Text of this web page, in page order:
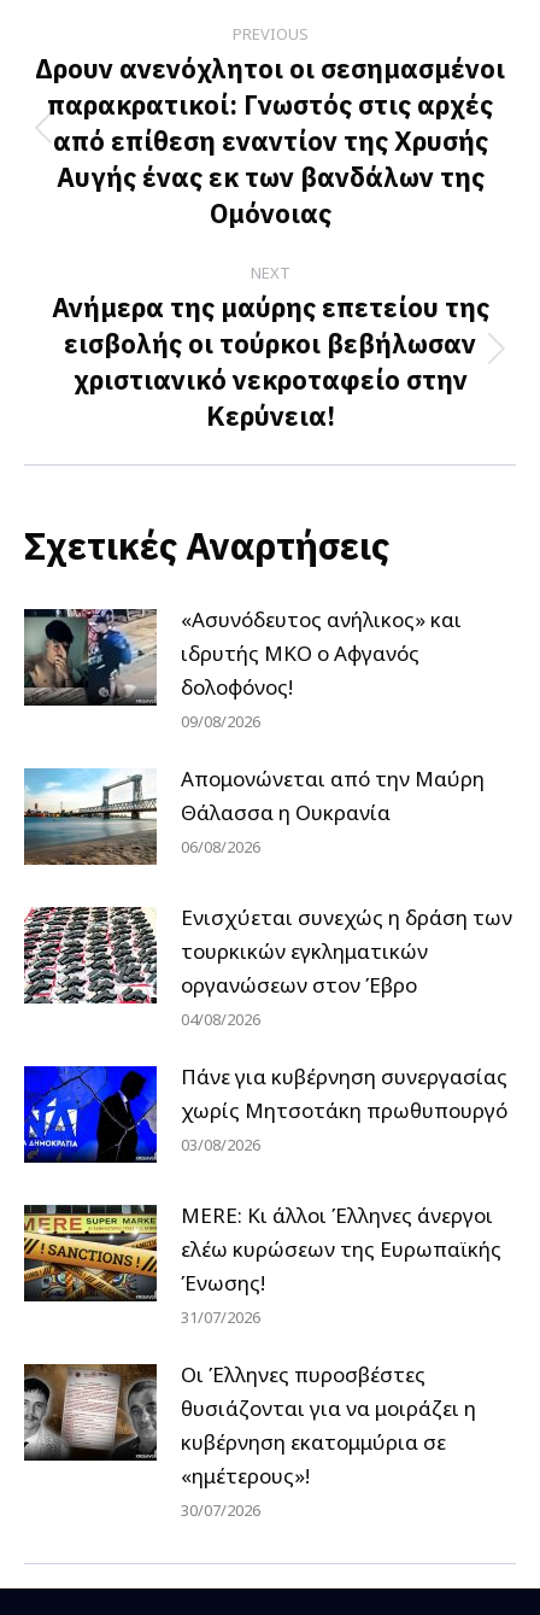
navigation
PREVIOUS
Previous
post:
Δρουν ανενόχλητοι οι σεσημασμένοι
παρακρατικοί: Γνωστός στις αρχές
από επίθεση εναντίον της Χρυσής
Αυγής ένας εκ των βανδάλων της
Ομόνοιας
NEXT
Next
post:
Ανήμερα της μαύρης επετείου της
εισβολής οι τούρκοι βεβήλωσαν
χριστιανικό νεκροταφείο στην
Κερύνεια!
Σχετικές Αναρτήσεις
«Ασυνόδευτος ανήλικος» και
ιδρυτής ΜΚΟ ο Αφγανός
δολοφόνος!
09/08/2026
Απομονώνεται από την Μαύρη
Θάλασσα η Ουκρανία
06/08/2026
Ενισχύεται συνεχώς η δράση των
τουρκικών εγκληματικών
οργανώσεων στον Έβρο
04/08/2026
Πάνε για κυβέρνηση συνεργασίας
χωρίς Μητσοτάκη πρωθυπουργό
03/08/2026
MERE: Κι άλλοι Έλληνες άνεργοι
ελέω κυρώσεων της Ευρωπαϊκής
Ένωσης!
31/07/2026
Οι Έλληνες πυροσβέστες
θυσιάζονται για να μοιράζει η
κυβέρνηση εκατομμύρια σε
«ημέτερους»!
30/07/2026